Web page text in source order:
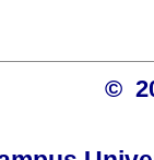
©